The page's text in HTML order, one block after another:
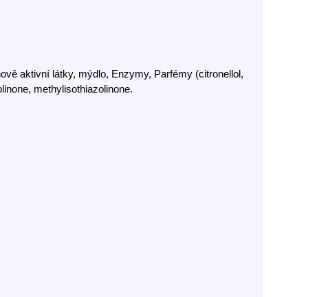
aktivní látky, mýdlo, Enzymy, Parfémy (citronellol,
methylisothiazolinone.